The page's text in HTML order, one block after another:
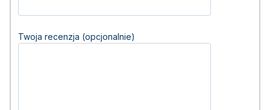
Twoja recenzja (opcjonalnie)